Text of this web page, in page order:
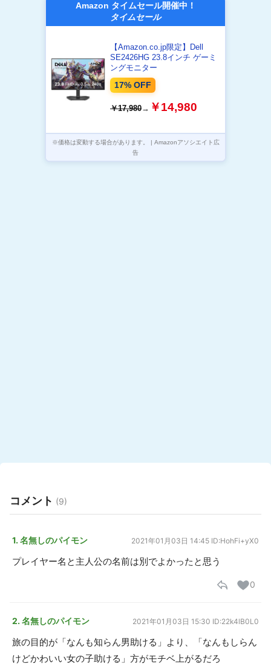
Amazon タイムセール開催中！
タイムセール
【Amazon.co.jp限定】Dell
SE2426HG 23.8インチ ゲーミ
ングモニター
17% OFF
￥17,980→ ￥14,980
※価格は変動する場合があります。 | Amazonアソシエイト広
告
コメント (9)
1. 名無しのパイモン 2021年01月03日 14:45 ID:HohFi+yX0
プレイヤー名と主人公の名前は別でよかったと思う
0
2. 名無しのパイモン 2021年01月03日 15:30 ID:22k4lB0L0
旅の目的が「なんも知らん男助ける」より、「なんもしらん
けどかわいい女の子助ける」方がモチベ上がるだろ